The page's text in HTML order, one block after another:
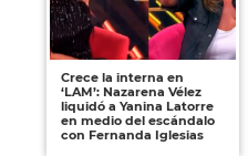
Crece la interna en
‘LAM’: Nazarena Vélez
liquidó a Yanina Latorre
en medio del escándalo
con Fernanda Iglesias